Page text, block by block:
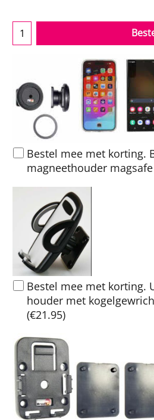
Bestel mee met korting.
magneethouder
Bestel mee met korting.
houder met
(€21.95)